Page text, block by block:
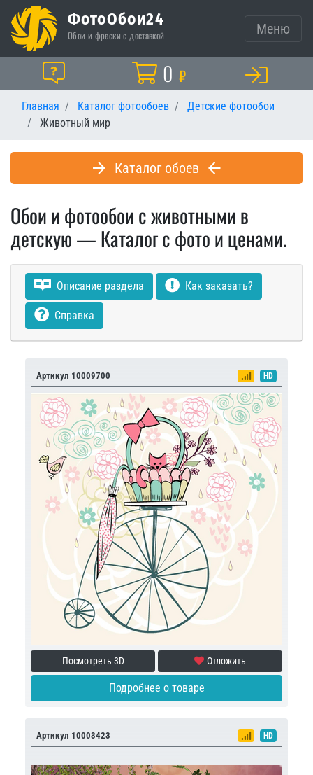
ФотоОбои24
Обои и фрески с доставкой Меню
Помощь Корзина
0 ₽
Главная Каталог фотообоев
Детские фотообои
Животный мир
Каталог обоев
Обои и фотообои с животными в
детскую — Каталог с фото и ценами.
Описание раздела Как заказать?
Справка
Артикул 10009700 HD
Посмотреть 3D Отложить
Подробнее о товаре
Артикул 10003423 HD